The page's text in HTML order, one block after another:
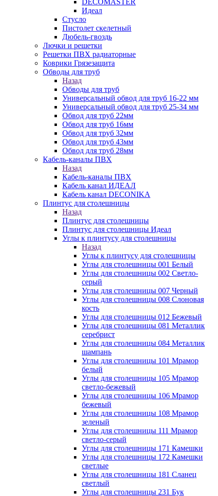
DECOMASTER
Идеал
Стусло
Пистолет скелетный
Дюбель-гвоздь
Лючки и решетки
Решетки ПВХ радиаторные
Коврики Грязезащита
Обводы для труб
Назад
Обводы для труб
Универсальный обвод для труб 16-22 мм
Универсальный обвод для труб 25-34 мм
Обвод для труб 22мм
Обвод для труб 16мм
Обвод для труб 32мм
Обвод для труб 43мм
Обвод для труб 28мм
Кабель-каналы ПВХ
Назад
Кабель-каналы ПВХ
Кабель канал ИДЕАЛ
Кабель канал DECONIKA
Плинтус для столешницы
Назад
Плинтус для столешницы
Плинтус для столешницы Идеал
Углы к плинтусу для столешницы
Назад
Углы к плинтусу для столешницы
Углы для столешницы 001 Белый
Углы для столешницы 002 Светло-
серый
Углы для столешницы 007 Черный
Углы для столешницы 008 Слоновая
кость
Углы для столешницы 012 Бежевый
Углы для столешницы 081 Металлик
серебрист
Углы для столешницы 084 Металлик
шампань
Углы для столешницы 101 Мрамор
белый
Углы для столешницы 105 Мрамор
светло-бежевый
Углы для столешницы 106 Мрамор
бежевый
Углы для столешницы 108 Мрамор
зеленый
Углы для столешницы 111 Мрамор
светло-серый
Углы для столешницы 171 Камешки
Углы для столешницы 172 Камешки
светлые
Углы для столешницы 181 Сланец
светлый
Углы для столешницы 231 Бук